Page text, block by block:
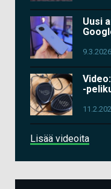
Uusi
9.3.2026
-
Lisää videoita